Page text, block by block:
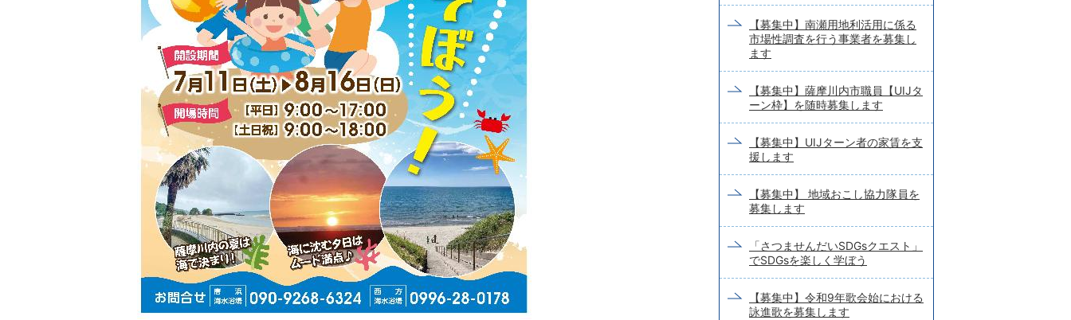
【募集中】南瀬用地利活用に係る
市場性調査を行う事業者を募集し
ます
【募集中】薩摩川内市職員【UIJタ
ーン枠】を随時募集します
【募集中】UIJターン者の家賃を支
援します
【募集中】 地域おこし協力隊員を
募集します
「さつませんだいSDGsクエスト」
でSDGsを楽しく学ぼう
【募集中】令和9年歌会始における
詠進歌を募集します